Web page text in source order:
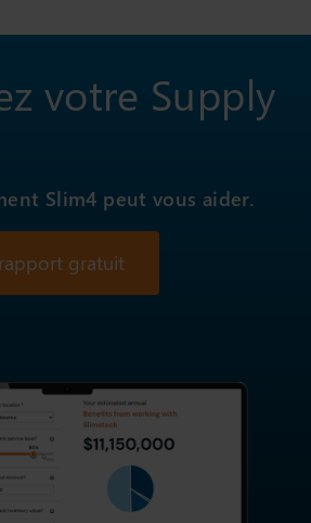
votre Supply
Slim4 peut vous aider.
gratuit